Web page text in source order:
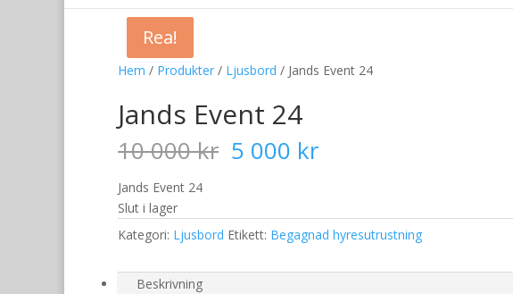
Hem / Produkter / Ljusbord / Jands Event 24
Rea!
Jands Event 24
10 000kr Det
ursprungliga
var:
10
000 kr.
5 000 krDet
är:
5
000 kr.
Jands Event 24
Slut i lager
Kategori: Ljusbord Etikett: Begagnad hyresutrustning
Beskrivning
Rea!